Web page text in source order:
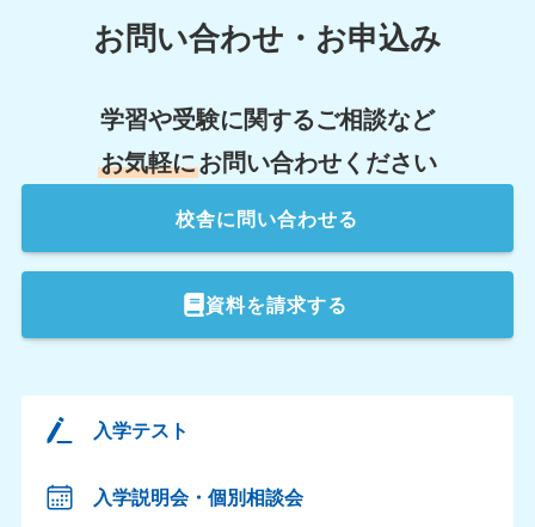
お問い合わせ・お申込み
学習や受験に関するご相談など
お気軽にお問い合わせください
校舎に問い合わせる
資料を請求する
入学テスト
入学説明会・個別相談会